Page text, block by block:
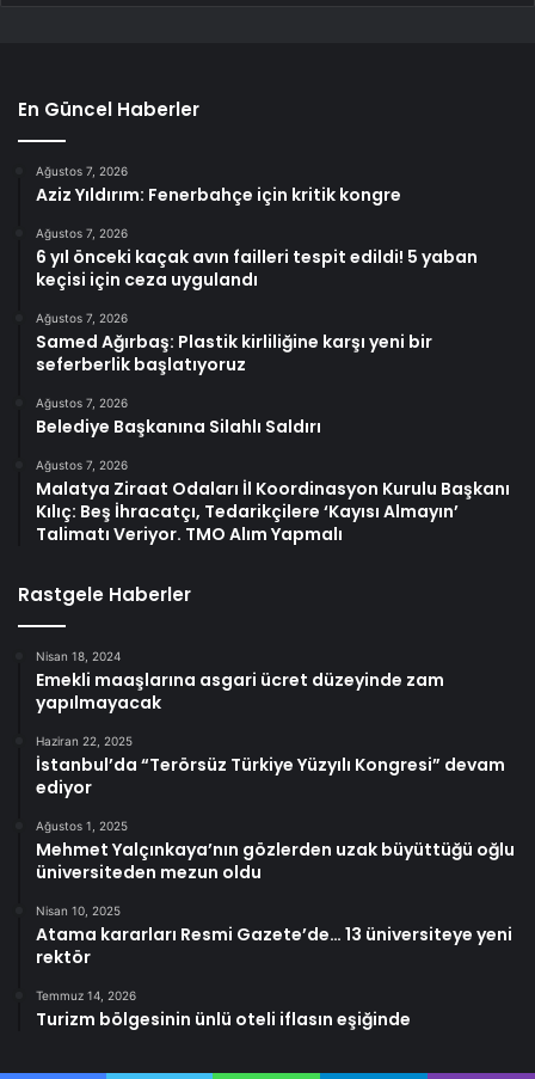
En Güncel Haberler
Ağustos 7, 2026
Aziz Yıldırım: Fenerbahçe için kritik kongre
Ağustos 7, 2026
6 yıl önceki kaçak avın failleri tespit edildi! 5 yaban
keçisi için ceza uygulandı
Ağustos 7, 2026
Samed Ağırbaş: Plastik kirliliğine karşı yeni bir
seferberlik başlatıyoruz
Ağustos 7, 2026
Belediye Başkanına Silahlı Saldırı
Ağustos 7, 2026
Malatya Ziraat Odaları İl Koordinasyon Kurulu Başkanı
Kılıç: Beş İhracatçı, Tedarikçilere ‘Kayısı Almayın’
Talimatı Veriyor. TMO Alım Yapmalı
Rastgele Haberler
Nisan 18, 2024
Emekli maaşlarına asgari ücret düzeyinde zam
yapılmayacak
Haziran 22, 2025
İstanbul’da “Terörsüz Türkiye Yüzyılı Kongresi” devam
ediyor
Ağustos 1, 2025
Mehmet Yalçınkaya’nın gözlerden uzak büyüttüğü oğlu
üniversiteden mezun oldu
Nisan 10, 2025
Atama kararları Resmi Gazete’de… 13 üniversiteye yeni
rektör
Temmuz 14, 2026
Turizm bölgesinin ünlü oteli iflasın eşiğinde